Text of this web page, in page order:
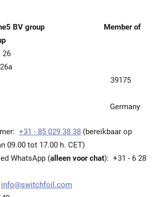
BV group Member of
26
Huizen 39175
Germany
+31 - 85 029 38 38 (bereikbaar op
09.00 tot 17.00 h. CET)
WhatsApp (alleen voor chat): +31 - 6 28
info@switchfoil.com